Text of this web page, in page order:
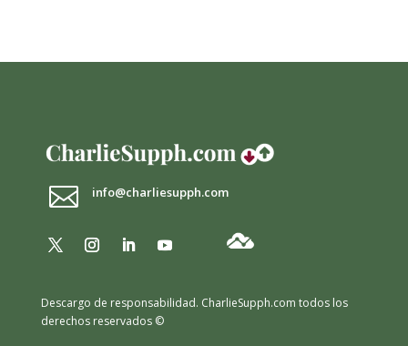
 info@charliesupph.com
Descargo de responsabilidad. CharlieSupph.com todos los
derechos reservados ©